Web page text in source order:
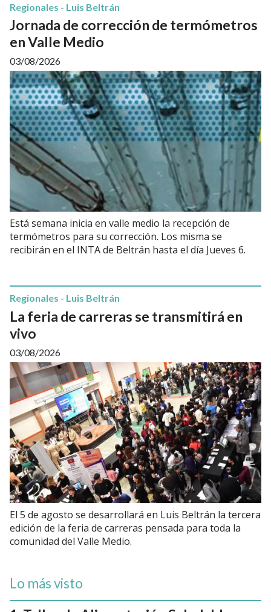
Jornada de corrección de termómetros
en Valle Medio
Regionales - Luis Beltrán
03/08/2026
Está semana inicia en valle medio la recepción de
termómetros para su corrección. Los misma se
recibirán en el INTA de Beltrán hasta el día Jueves 6.
La feria de carreras se transmitirá en
vivo
Regionales - Luis Beltrán
03/08/2026
El 5 de agosto se desarrollará en Luis Beltrán la tercera
edición de la feria de carreras pensada para toda la
comunidad del Valle Medio.
Lo más visto